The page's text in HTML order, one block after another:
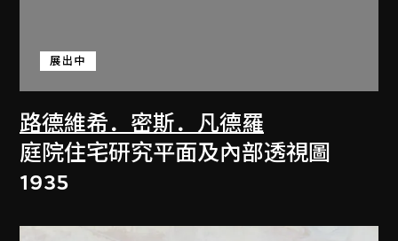
路德維希．密斯．凡德羅
展出中
庭院住宅研究平面及內部透視圖
1935